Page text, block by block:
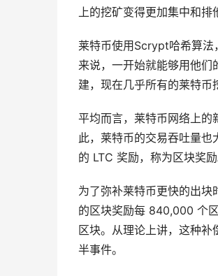
上的挖矿变得更加集中和排
莱特币使用Scrypt哈希算法
来说，一开始就能够用他
建，现在几乎所有的莱特币
平均而言，莱特币网络上的
此，莱特币的交易吞吐量
的 LTC 奖励，称为区块奖
为了弥补莱特币更快的出
的区块奖励每 840,000 个
区块。从理论上讲，这种
半事件。